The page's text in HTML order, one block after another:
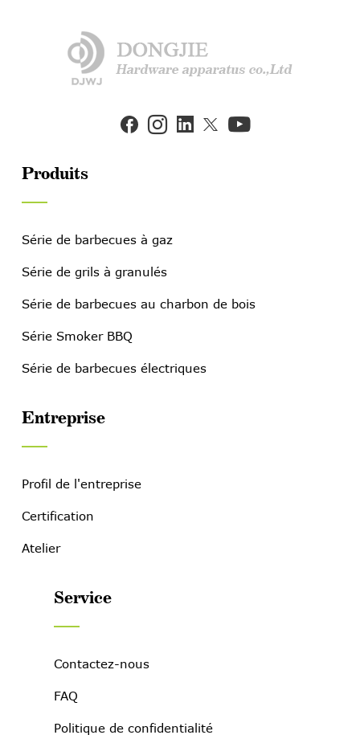
 
Produits
Série de barbecues à gaz
Série de grils à granulés
Série de barbecues au charbon de bois
Série Smoker BBQ
Série de barbecues électriques
Entreprise
Profil de l'entreprise
Certification
Atelier
Service
Contactez-nous
FAQ
Politique de confidentialité